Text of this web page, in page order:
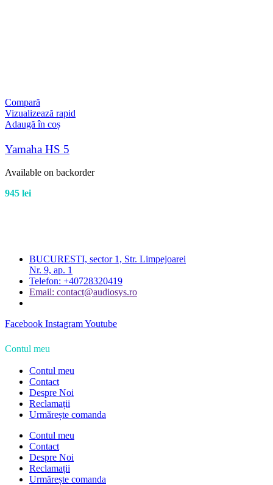
Compară
Vizualizează rapid
Adaugă în coș
Yamaha HS 5
Available on backorder
945 lei
BUCURESTI, sector 1, Str. Limpejoarei
Nr. 9, ap. 1
Telefon: +40728320419
Email: contact@audiosys.ro
Facebook InstagramYoutube
Contul meu
Contul meu
Contact
Despre Noi
Reclamații
Urmărește comanda
Contul meu
Contact
Despre Noi
Reclamații
Urmărește comanda